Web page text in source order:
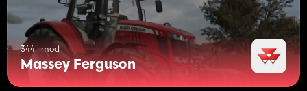
344 i mod
Massey Ferguson